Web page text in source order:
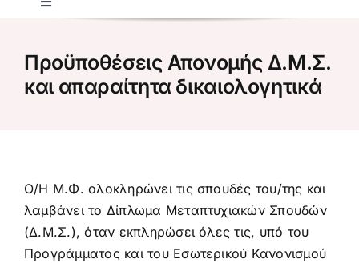
Toggle
Navigation
Προκήρυξη – αίτηση
Πληροφορίες σπουδών
Πολιτική ποιότητας
Προϋποθέσεις Απονομής Δ.Μ.Σ.
και απαραίτητα δικαιολογητικά
Ο/Η Μ.Φ. ολοκληρώνει τις σπουδές του/της και
λαμβάνει το Δίπλωμα Μεταπτυχιακών Σπουδών
(Δ.Μ.Σ.), όταν εκπληρώσει όλες τις, υπό του
Προγράμματος και του Εσωτερικού Κανονισμού